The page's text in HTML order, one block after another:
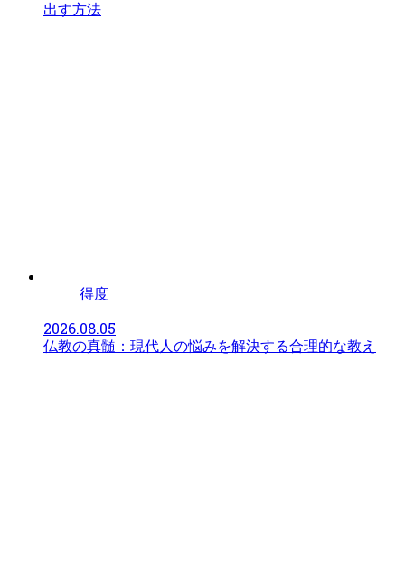
出す方法
得度
2026.08.05
仏教の真髄：現代人の悩みを解決する合理的な教え